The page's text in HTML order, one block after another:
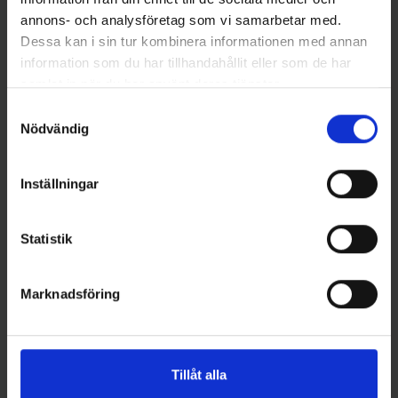
annons- och analysföretag som vi samarbetar med.
Dessa kan i sin tur kombinera informationen med annan
information som du har tillhandahållit eller som de har
samlat in när du har använt deras tjänster.
Nödvändig
Inställningar
Statistik
Marknadsföring
Tillåt alla
Stoxdal
Turbodraget 14 gr -
Koppar/Röd prickig Färg 9
Stoxdal
Turbodraget 14 gr - Grön 5
69 kr
16 andra produkter i samma kategori: